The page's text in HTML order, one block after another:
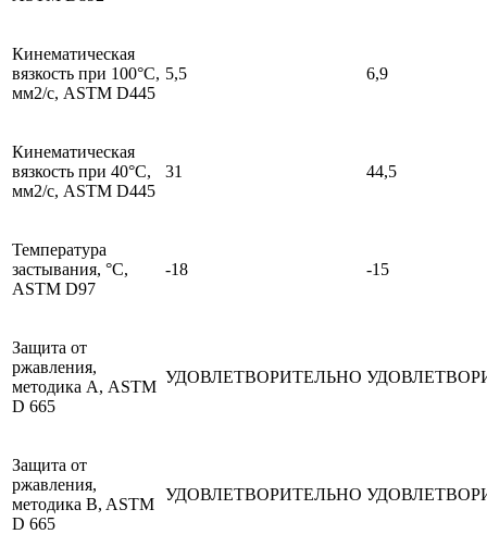
Кинематическая
вязкость при 100°C,
мм2/с, ASTM D445
5,5 6,9
Кинематическая
вязкость при 40°C,
мм2/с, ASTM D445
31 44,5
Температура
застывания, °C,
ASTM D97
-18 -15
Защита от
ржавления,
методика А, ASTM
D 665
УДОВЛЕТВОРИТЕЛЬНО
Защита от
ржавления,
методика B, ASTM
D 665
УДОВЛЕТВОРИТЕЛЬНО